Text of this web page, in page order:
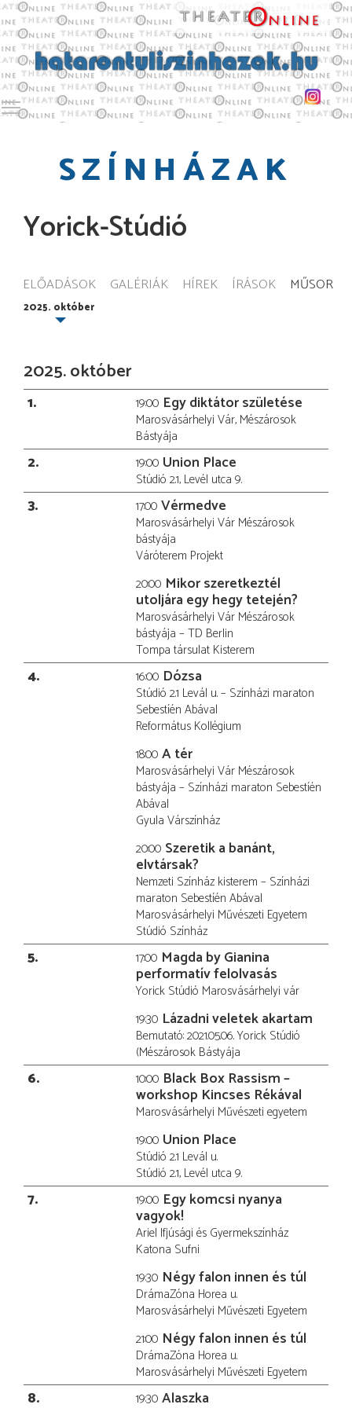
Toggle main menu visibility
SZÍNHÁZAK
Yorick-Stúdió
ELŐADÁSOK GALÉRIÁK HÍREK ÍRÁSOK MŰSOR
2025. október
2025. október
1 19:00 Egy diktátor születése
Marosvásárhelyi Vár, Mészárosok
Bástyája
2 19:00 Union Place
Stúdió 2.1, Levél utca 9.
3 17:00 Vérmedve
Marosvásárhelyi Vár Mészárosok
bástyája
Váróterem Projekt
20:00 Mikor szeretkeztél
utoljára egy hegy tetején?
Marosvásárhelyi Vár Mészárosok
bástyája – TD Berlin
Tompa társulat Kisterem
4 16:00 Dózsa
Stúdió 2.1 Levál u. – Színházi maraton
Sebestíén Abával
Református Kollégium
18:00 A tér
Marosvásárhelyi Vár Mészárosok
bástyája – Színházi maraton Sebestíén
Abával
Gyula Várszínház
20:00 Szeretik a banánt,
elvtársak?
Nemzeti Színház kisterem – Színházi
maraton Sebestíén Abával
Marosvásárhelyi Művészeti Egyetem
Stúdió Színház
5 17:00 Magda by Gianina
performatív felolvasás
Yorick Stúdió Marosvásárhelyi vár
19:30 Lázadni veletek akartam
Bemutató: 2021.05.06. Yorick Stúdió
(Mészárosok Bástyája
6 10:00 Black Box Rassism –
workshop Kincses Rékával
Marosvásárhelyi Művészeti egyetem
19:00 Union Place
Stúdió 2.1 Levál u.
Stúdió 2.1, Levél utca 9.
7 19:00 Egy komcsi nyanya
vagyok!
Ariel Ifjúsági és Gyermekszínház
Katona Sufni
19:30 Négy falon innen és túl
DrámaZóna Horea u.
Marosvásárhelyi Művészeti Egyetem
21:00 Négy falon innen és túl
DrámaZóna Horea u.
Marosvásárhelyi Művészeti Egyetem
8 19:30 Alaszka